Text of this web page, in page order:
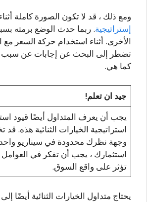
ومع ذلك ، قد لا تكون الصورة كاملة
إستراتيجية. ربما حدث الوضع برمته
الأخرى. أثناء استخدام حركة السعر مع
تضطر إلى البحث عن إجابات عن
كما هي.
جيد ان تعلم!
يجب أن يعرف المتداول أيضًا قيود
استراتيجية الخيارات الثنائية هذه.
وجهة نظرك محدودة في سيناريو
استثمارك ، يجب أن تفكر في العوامل
تؤثر على واقع السوق.
يحتاج متداول الخيارات الثنائية أيضًا